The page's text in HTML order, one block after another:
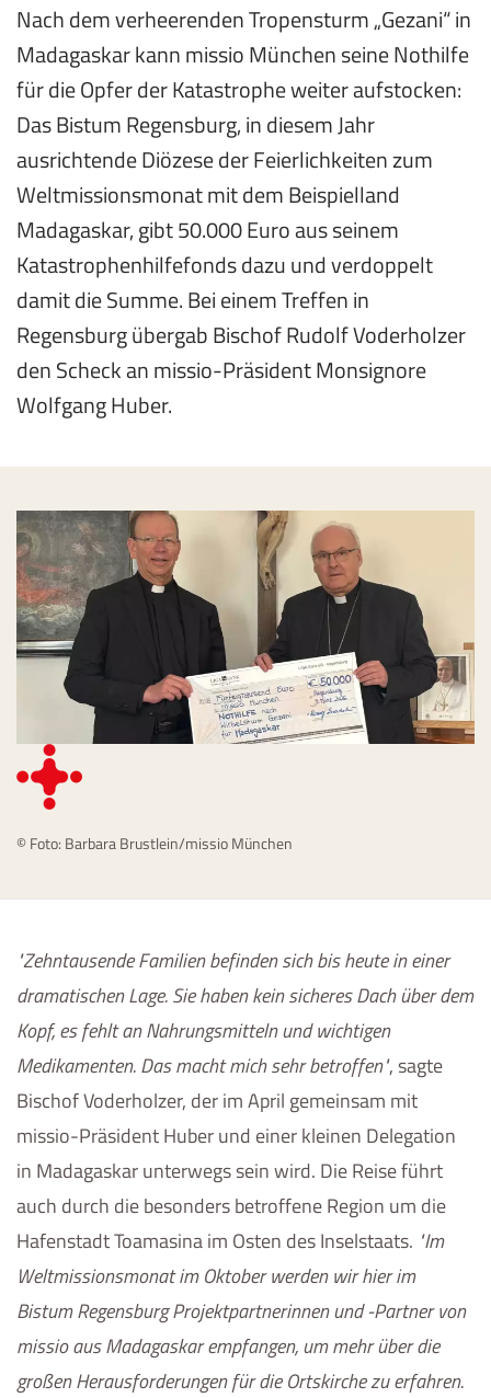
Nach dem verheerenden Tropensturm „Gezani“ in
Madagaskar kann missio München seine Nothilfe
für die Opfer der Katastrophe weiter aufstocken:
Das Bistum Regensburg, in diesem Jahr
ausrichtende Diözese der Feierlichkeiten zum
Weltmissionsmonat mit dem Beispielland
Madagaskar, gibt 50.000 Euro aus seinem
Katastrophenhilfefonds dazu und verdoppelt
damit die Summe. Bei einem Treffen in
Regensburg übergab Bischof Rudolf Voderholzer
den Scheck an missio-PräsidentMonsignore
Wolfgang Huber.
© Foto: Barbara Brustlein/missio München
Zehntausende Familien befinden sich bis heute in einer
dramatischen Lage. Sie haben kein sicheres Dach über dem
Kopf, es fehlt an Nahrungsmitteln und wichtigen
Medikamenten. Das macht mich sehr betroffen , sagte
Bischof Voderholzer, der im April gemeinsam mit
missio-Präsident Huber und einer kleinen Delegation
in Madagaskar unterwegs sein wird. Die Reise führt
auch durch die besonders betroffene Region um die
Hafenstadt Toamasina im Osten des Inselstaats. Im
Weltmissionsmonat im Oktober werden wir hier im
Bistum Regensburg Projektpartnerinnen und -Partner von
missio aus Madagaskar empfangen, um mehr über die
großen Herausforderungen für die Ortskirche zu erfahren.